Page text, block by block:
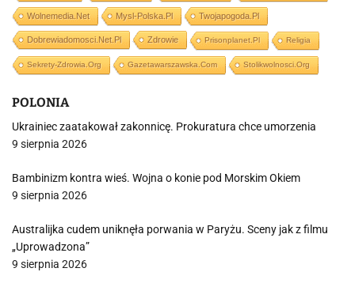
Wolnemedia.net Mysl-Polska.pl Twojapogoda.pl
Dobrewiadomosci.net.pl Zdrowie Prisonplanet.pl Religia
Sekrety-Zdrowia.org Gazetawarszawska.com Stolikwolnosci.org
POLONIA
Ukrainiec zaatakował zakonnicę. Prokuratura chce umorzenia
9 sierpnia 2026
Bambinizm kontra wieś. Wojna o konie pod Morskim Okiem
9 sierpnia 2026
Australijka cudem uniknęła porwania w Paryżu. Sceny jak z filmu
„Uprowadzona”
9 sierpnia 2026